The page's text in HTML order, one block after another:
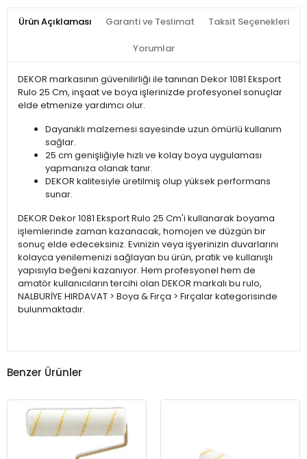
Ürün Açıklaması Garanti ve Teslimat Taksit Seçenekleri
Yorumlar
DEKOR markasının güvenilirliği ile tanınan Dekor 1081 Eksport
Rulo 25 Cm, inşaat ve boya işlerinizde profesyonel sonuçlar
elde etmenize yardımcı olur.
Dayanıklı malzemesi sayesinde uzun ömürlü kullanım
sağlar.
25 cm genişliğiyle hızlı ve kolay boya uygulaması
yapmanıza olanak tanır.
DEKOR kalitesiyle üretilmiş olup yüksek performans
sunar.
DEKOR Dekor 1081 Eksport Rulo 25 Cm'i kullanarak boyama
işlemlerinde zaman kazanacak, homojen ve düzgün bir
sonuç elde edeceksiniz. Evinizin veya işyerinizin duvarlarını
kolayca yenilemenizi sağlayan bu ürün, pratik ve kullanışlı
yapısıyla beğeni kazanıyor. Hem profesyonel hem de
amatör kullanıcıların tercihi olan DEKOR markalı bu rulo,
NALBURİYE HIRDAVAT > Boya & Fırça > Fırçalar kategorisinde
bulunmaktadır.
Benzer Ürünler